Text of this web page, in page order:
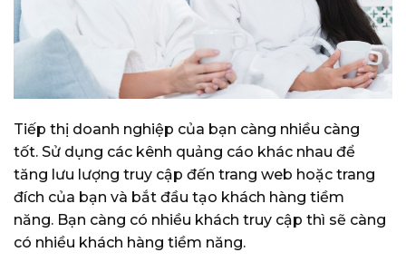
Tiếp thị doanh nghiệp của bạn càng nhiều càng
tốt. Sử dụng các kênh quảng cáo khác nhau để
tăng lưu lượng truy cập đến trang web hoặc trang
đích của bạn và bắt đầu tạo khách hàng tiềm
năng. Bạn càng có nhiều khách truy cập thì sẽ càng
có nhiều khách hàng tiềm năng.